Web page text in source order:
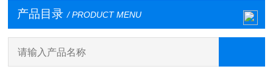
产品目录 / PRODUCT MENU